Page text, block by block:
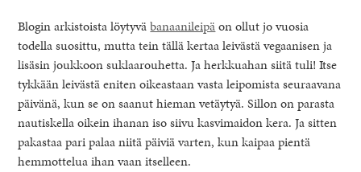
Blogin arkistoista löytyväbanaanileipäon ollut jo vuosia
todella suosittu, mutta tein tällä kertaa leivästä vegaanisen ja
lisäsin joukkoon suklaarouhetta. Ja herkkuahan siitä tuli! Itse
tykkään leivästä eniten oikeastaan vasta leipomista seuraavana
päivänä, kun se on saanut hieman vetäytyä. Sillon on parasta
nautiskella oikein ihanan iso siivu kasvimaidon kera. Ja sitten
pakastaa pari palaa niitä päiviä varten, kun kaipaa pientä
hemmottelua ihan vaan itselleen.